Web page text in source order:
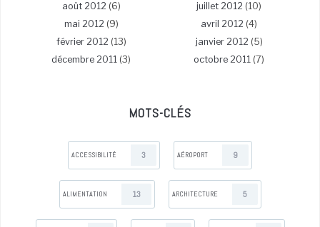
août 2012 (6) juillet 2012 (10)
mai 2012 (9) avril 2012 (4)
février 2012 (13) janvier 2012 (5)
décembre 2011 (3) octobre 2011 (7)
MOTS-CLÉS
ACCESSIBILITÉ 3 AÉROPORT 9
ALIMENTATION 13 ARCHITECTURE 5